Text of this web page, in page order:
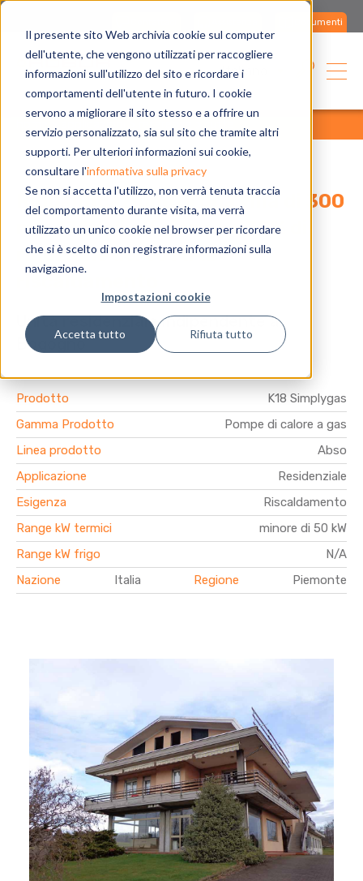
Il presente sito Web archivia cookie sul computer
dell'utente, che vengono utilizzati per raccogliere
informazioni sull'utilizzo del sito e ricordare i
comportamenti dell'utente in futuro. I cookie
servono a migliorare il sito stesso e a offrire un
servizio personalizzato, sia sul sito che tramite altri
supporti. Per ulteriori informazioni sui cookie,
consultare l'informativa sulla privacy
Se non si accetta l'utilizzo, non verrà tenuta traccia
del comportamento durante visita, ma verrà
utilizzato un unico cookie nel browser per ricordare
che si è scelto di non registrare informazioni sulla
navigazione.
Impostazioni cookie
Accetta tutto Rifiuta tutto
Documenti
Italiano
Riqualificazione di una villa di 300
mq: 131% di efficienza e 30% di
riduzione dei costi di
riscaldamento
Unità residenziale indipendente a
Bogogno
Prodotto
K18 Simplygas
Gamma Prodotto
Pompe di calore a gas
Linea prodotto
Abso
Applicazione
Residenziale
Esigenza
Riscaldamento
Range kW termici
minore di 50 kW
Range kW frigo
N/A
Nazione
Italia Regione Piemonte